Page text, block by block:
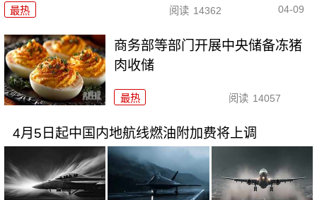
最热 阅读 14362 04-09
商务部等部门开展中央储备冻猪
肉收储
最热 阅读 14057
4月5日起中国内地航线燃油附加费将上调